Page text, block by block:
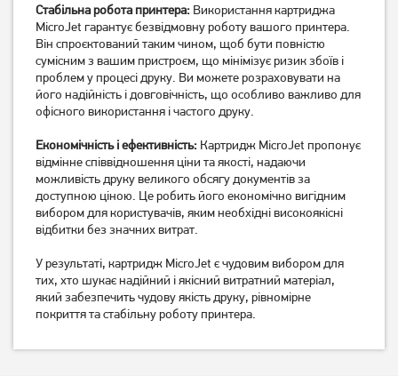
Картридж Patron PN-039
(C13T03904A10) CI-EPS-
T03904-C-PN
339грн
269грн
Картридж Epson T0822
Cyan C13T08224A10
269грн
209грн
Стабільна робота принтера: Використання картриджа
MicroJet гарантує безвідмовну роботу вашого принтера.
Він спроєктований таким чином, щоб бути повністю
сумісним з вашим пристроєм, що мінімізує ризик збоїв і
проблем у процесі друку. Ви можете розраховувати на
його надійність і довговічність, що особливо важливо для
офісного використання і частого друку.
Економічність і ефективність: Картридж MicroJet пропонує
відмінне співвідношення ціни та якості, надаючи
можливість друку великого обсягу документів за
доступною ціною. Це робить його економічно вигідним
вибором для користувачів, яким необхідні високоякісні
відбитки без значних витрат.
У результаті, картридж MicroJet є чудовим вибором для
тих, хто шукає надійний і якісний витратний матеріал,
який забезпечить чудову якість друку, рівномірне
покриття та стабільну роботу принтера.